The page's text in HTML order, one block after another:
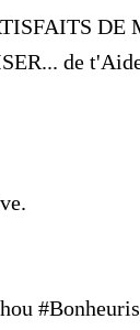
DE
de